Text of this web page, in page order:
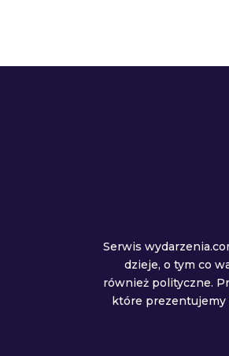
Serwis
dzieje, o tym co
również polityczne.
które prezentujemy